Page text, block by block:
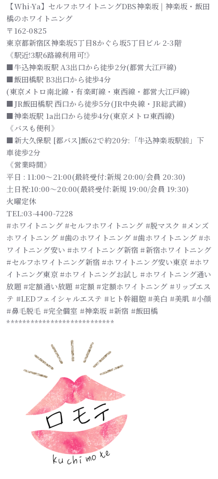
【Whi-Ya】セルフホワイトニングDBS神楽坂 | 神楽坂・飯田
橋のホワイトニング
〒162-0825
東京都新宿区神楽坂5丁目8かぐら坂5丁目ビル 2-3階
《駅近!3駅6路線利用可!》
■牛込神楽坂駅 A3出口から徒歩2分(都営大江戸線)
■飯田橋駅 B3出口から徒歩4分
(東京メトロ南北線・有楽町線・東西線・都営大江戸線)
■JR飯田橋駅 西口から徒歩5分(JR中央線・JR総武線)
■神楽坂駅 1a出口から徒歩4分(東京メトロ東西線)
《バスも便利》
■新大久保駅 [都バス]飯62で約20分:「牛込神楽坂駅前」下
車徒歩2分
《営業時間》
平日 : 11:00～21:00(最終受付:新規 20:00/会員 20:30)
土日祝:10:00～20:00(最終受付:新規 19:00/会員 19:30)
火曜定休
TEL:03-4400-7228
#ホワイトニング #セルフホワイトニング #脱マスク #メンズ
ホワイトニング #歯のホワイトニング #歯ホワイトニング #ホ
ワイトニング安い #ホワイトニング新宿 #新宿ホワイトニング
#セルフホワイトニング新宿 #ホワイトニング安い東京 #ホワ
イトニング東京 #ホワイトニングお試し #ホワイトニング通い
放題 #定額通い放題 #定額 #定額ホワイトニング #リップエス
テ #LEDフェイシャルエステ #ヒト幹細胞 #美白 #美肌 #小顔
#鼻毛脱毛 #完全個室 #神楽坂 #新宿 #飯田橋
***************************